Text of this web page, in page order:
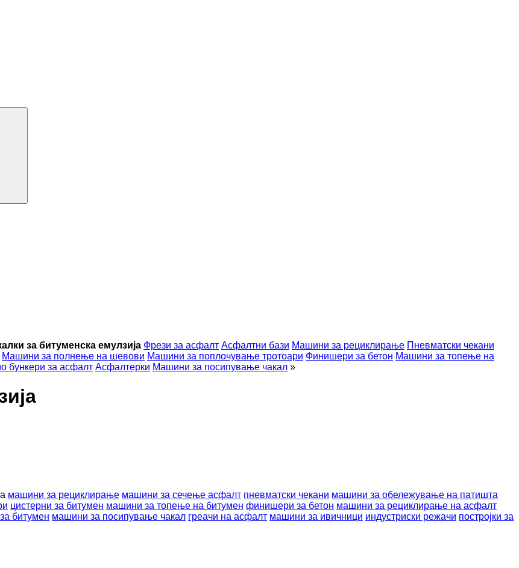
за битуменска емулзија Фрези за асфалт Асфалтни бази Машини за рециклирање Пневматски чекани
Машини за полнење на шевови Машини за поплочување тротоари Финишери за бетон Машини за топење на
бункери за асфалт Асфалтерки Машини за посипување чакал »
машини за рециклирање машини за сечење асфалт пневматски чекани машини за обележување на патишта
цистерни за битумен машини за топење на битумен финишери за бетон машини за рециклирање на асфалт
битумен машини за посипување чакал греачи на асфалт машини за ивичници индустриски режачи постројки за